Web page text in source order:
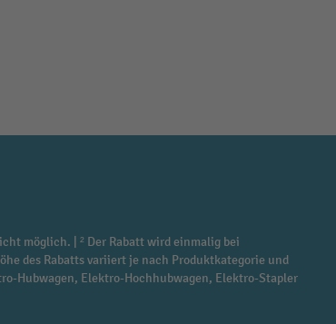
möglich. | ² Der Rabatt wird einmalig bei
des Rabatts variiert je nach Produktkategorie und
Hubwagen, Elektro-Hochhubwagen, Elektro-Stapler